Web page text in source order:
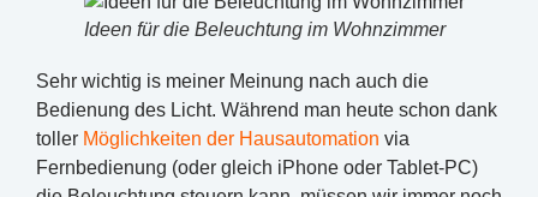
Ideen für die Beleuchtung im Wohnzimmer
Sehr wichtig is meiner Meinung nach auch die
Bedienung des Licht. Während man heute schon dank
toller Möglichkeiten der Hausautomation via
Fernbedienung (oder gleich iPhone oder Tablet-PC)